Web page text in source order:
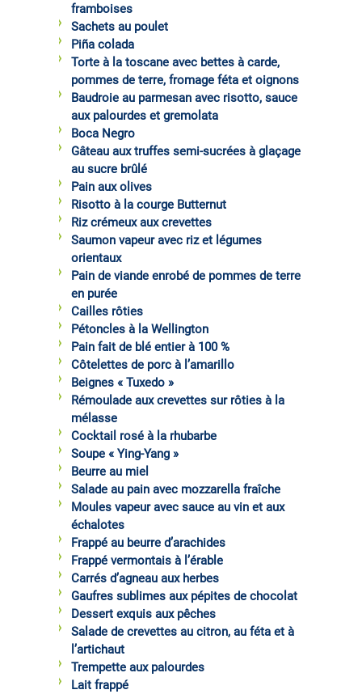
framboises
Sachets au poulet
Piña colada
Torte à la toscane avec bettes à carde,
pommes de terre, fromage féta et oignons
Baudroie au parmesan avec risotto, sauce
aux palourdes et gremolata
Boca Negro
Gâteau aux truffes semi-sucrées à glaçage
au sucre brûlé
Pain aux olives
Risotto à la courge Butternut
Riz crémeux aux crevettes
Saumon vapeur avec riz et légumes
orientaux
Pain de viande enrobé de pommes de terre
en purée
Cailles rôties
Pétoncles à la Wellington
Pain fait de blé entier à 100 %
Côtelettes de porc à l’amarillo
Beignes « Tuxedo »
Rémoulade aux crevettes sur rôties à la
mélasse
Cocktail rosé à la rhubarbe
Soupe « Ying-Yang »
Beurre au miel
Salade au pain avec mozzarella fraîche
Moules vapeur avec sauce au vin et aux
échalotes
Frappé au beurre d’arachides
Frappé vermontais à l’érable
Carrés d’agneau aux herbes
Gaufres sublimes aux pépites de chocolat
Dessert exquis aux pêches
Salade de crevettes au citron, au féta et à
l’artichaut
Trempette aux palourdes
Lait frappé